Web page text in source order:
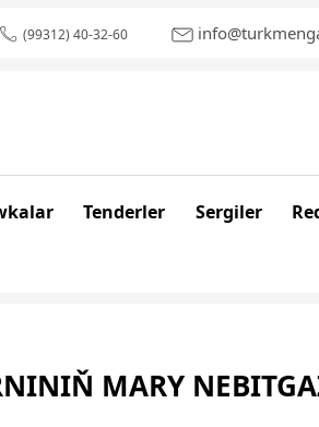
(99312) 40-32-60
Tenderler Sergiler
MARY